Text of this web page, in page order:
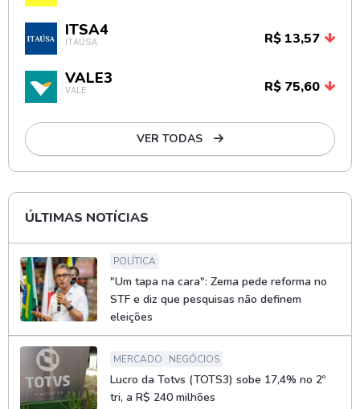
ITSA4
ITAÚSA R$ 13,57
VALE3
VALE R$ 75,60
VER TODAS
ÚLTIMAS NOTÍCIAS
POLÍTICA
"Um tapa na cara": Zema pede reforma no
STF e diz que pesquisas não definem
eleições
MERCADO NEGÓCIOS
Lucro da Totvs (TOTS3) sobe 17,4% no 2º
tri, a R$ 240 milhões